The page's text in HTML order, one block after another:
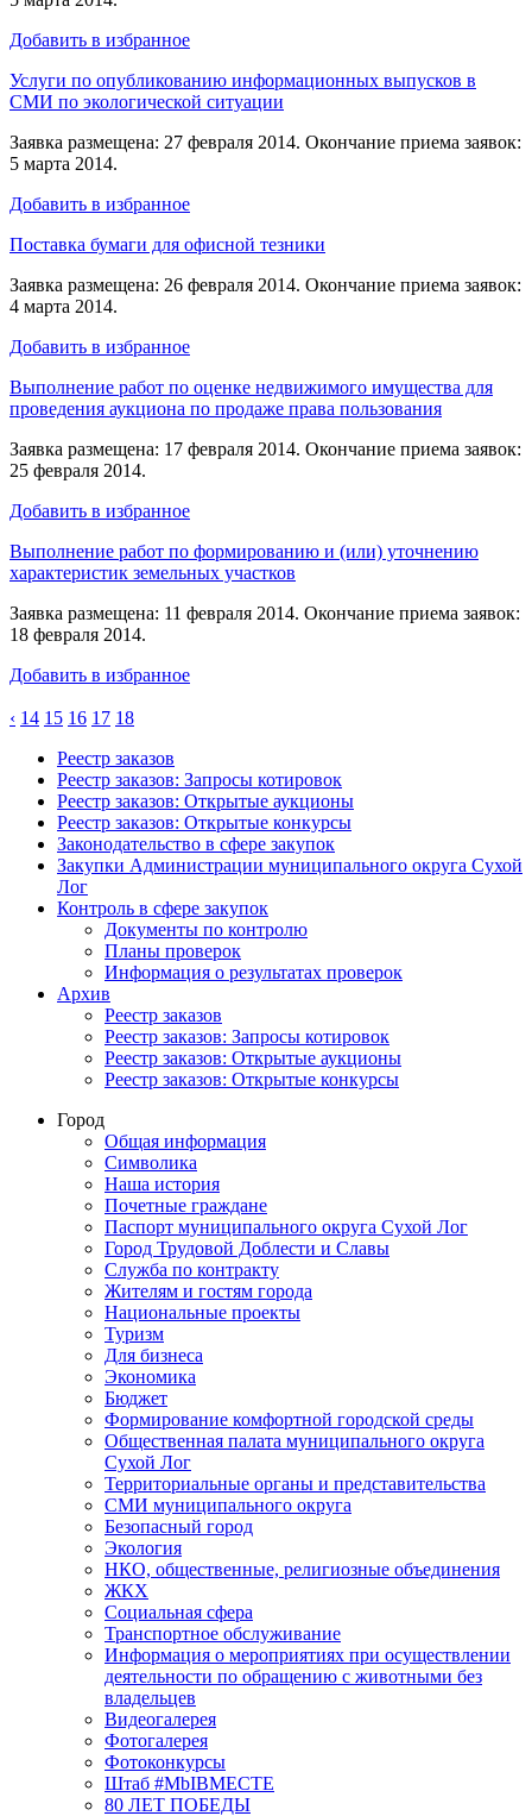
Добавить в избранное
Услуги по опубликованию информационных выпусков в
СМИ по экологической ситуации
Заявка размещена: 27 февраля 2014. Окончание приема заявок:
5 марта 2014.
Добавить в избранное
Поставка бумаги для офисной тезники
Заявка размещена: 26 февраля 2014. Окончание приема заявок:
4 марта 2014.
Добавить в избранное
Выполнение работ по оценке недвижимого имущества для
проведения аукциона по продаже права пользования
Заявка размещена: 17 февраля 2014. Окончание приема заявок:
25 февраля 2014.
Добавить в избранное
Выполнение работ по формированию и (или) уточнению
характеристик земельных участков
Заявка размещена: 11 февраля 2014. Окончание приема заявок:
18 февраля 2014.
Добавить в избранное
‹ 14 15 16 17 18
Реестр заказов
Реестр заказов: Запросы котировок
Реестр заказов: Открытые аукционы
Реестр заказов: Открытые конкурсы
Законодательство в сфере закупок
Закупки Администрации муниципального округа Сухой
Лог
Контроль в сфере закупок
Документы по контролю
Планы проверок
Информация о результатах проверок
Архив
Реестр заказов
Реестр заказов: Запросы котировок
Реестр заказов: Открытые аукционы
Реестр заказов: Открытые конкурсы
Город
Общая информация
Символика
Наша история
Почетные граждане
Паспорт муниципального округа Сухой Лог
Город Трудовой Доблести и Славы
Служба по контракту
Жителям и гостям города
Национальные проекты
Туризм
Для бизнеса
Экономика
Бюджет
Формирование комфортной городской среды
Общественная палата муниципального округа
Сухой Лог
Территориальные органы и представительства
СМИ муниципального округа
Безопасный город
Экология
НКО, общественные, религиозные объединения
ЖКХ
Социальная сфера
Транспортное обслуживание
Информация о мероприятиях при осуществлении
деятельности по обращению с животными без
владельцев
Видеогалерея
Фотогалерея
Фотоконкурсы
Штаб #MbIBMECTE
80 ЛЕТ ПОБЕДЫ